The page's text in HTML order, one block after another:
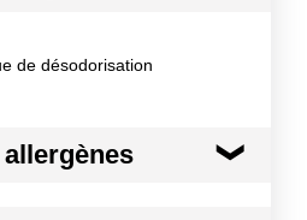
de désodorisation